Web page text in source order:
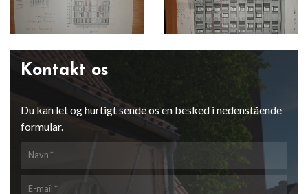
Kontakt os
Du kan let og hurtigt sende os en besked i nedenstående
formular.